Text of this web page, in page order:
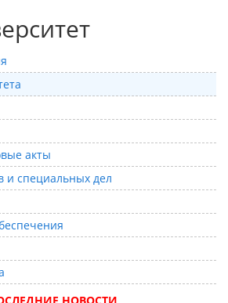
акты
и специальных дел